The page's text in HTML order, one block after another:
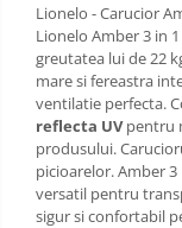
Lionelo - Carucior
Lionelo Amber 3 in
greutatea lui de 22
mare si fereastra
ventilatie perfecta.
reflecta UVpentru
produsului.
picioarelor. Amber
versatil pentru
sigur si confortabil